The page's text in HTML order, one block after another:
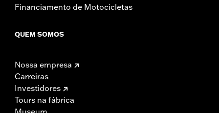
Financiamento de Motocicletas
QUEM SOMOS
Nossa empresa
Carreiras
Investidores
Tours na fábrica